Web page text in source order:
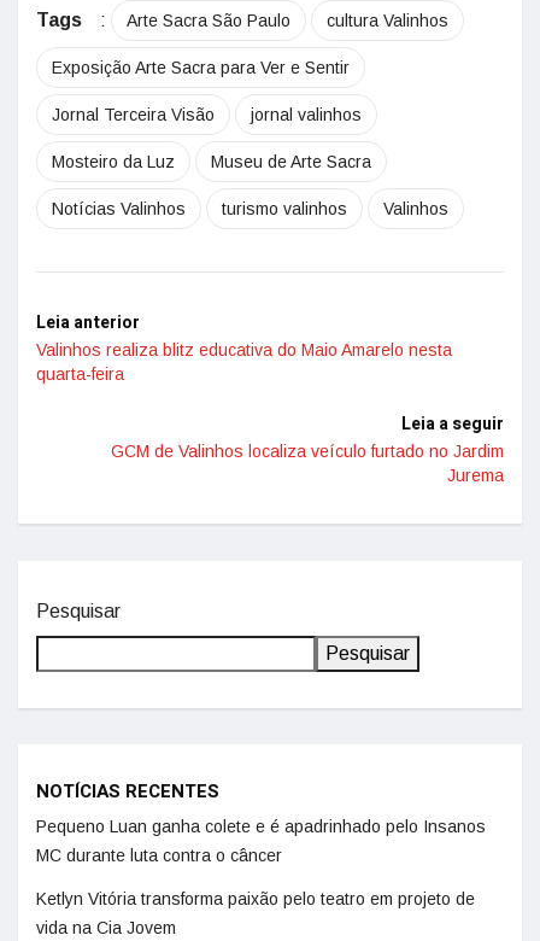
Tags : Arte Sacra São Paulo cultura Valinhos
Exposição Arte Sacra para Ver e Sentir
Jornal Terceira Visão jornal valinhos
Mosteiro da Luz Museu de Arte Sacra
Notícias Valinhos turismo valinhos Valinhos
Leia anterior
Valinhos realiza blitz educativa do Maio Amarelo nesta
quarta-feira
Leia a seguir
GCM de Valinhos localiza veículo furtado no Jardim
Jurema
Pesquisar
Pesquisar
NOTÍCIAS RECENTES
Pequeno Luan ganha colete e é apadrinhado pelo Insanos
MC durante luta contra o câncer
Ketlyn Vitória transforma paixão pelo teatro em projeto de
vida na Cia Jovem